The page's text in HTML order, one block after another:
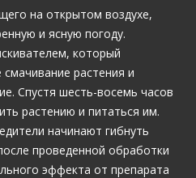
на открытом воздухе,
и ясную погоду.
который
растения и
Спустя шесть-восемь часов
растению и питаться им.
начинают гибнуть
проведенной обработки
эффекта от препарата